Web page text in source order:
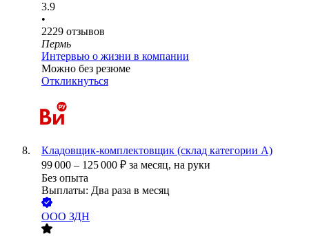
3.9
•
2229 отзывов
Пермь
Интервью о жизни в компании
Можно без резюме
Откликнуться
Кладовщик-комплектовщик (склад категории А)
99 000 – 125 000 ₽ за месяц, на руки
Без опыта
Выплаты: Два раза в месяц
ООО ЗДН